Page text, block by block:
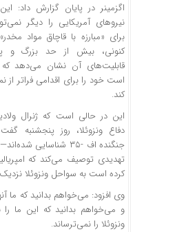
اگزمینر در پایان گزارش داد:
نیروهای آمریکایی را دیگر
برای «مبارزه با قاچاق مواد
کنونی، بیش از حد بزرگ و
قابلیت‌های آن نشان می‌دهد
است خود را برای اقدامی فراتر از
کند.
این در حالی است که ژنرال
دفاع ونزوئلا، روز پنجشنبه
جنگنده اف -۳۵ شناسایی
تهدیدی توصیف می‌کند که
کرده است به سواحل ونزوئلا
وی افزود: می‌خواهم بدانید که ما
و می‌خواهم بدانید که این ما را
ونزوئلا را نمی‌ترساند.